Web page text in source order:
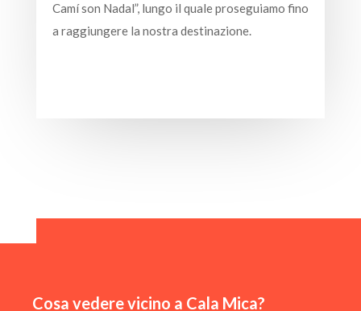
Camí son Nadal”, lungo il quale proseguiamo fino
a raggiungere la nostra destinazione.
Cosa vedere vicino a Cala Mica?